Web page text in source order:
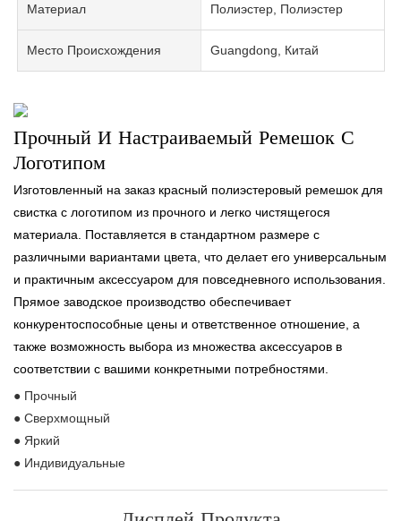
Материал Полиэстер, Полиэстер
Место Происхождения Guangdong, Китай
Прочный И Настраиваемый Ремешок С
Логотипом
Изготовленный на заказ красный полиэстеровый ремешок для
свистка с логотипом из прочного и легко чистящегося
материала. Поставляется в стандартном размере с
различными вариантами цвета, что делает его универсальным
и практичным аксессуаром для повседневного использования.
Прямое заводское производство обеспечивает
конкурентоспособные цены и ответственное отношение, а
также возможность выбора из множества аксессуаров в
соответствии с вашими конкретными потребностями.
● Прочный
● Сверхмощный
● Яркий
● Индивидуальные